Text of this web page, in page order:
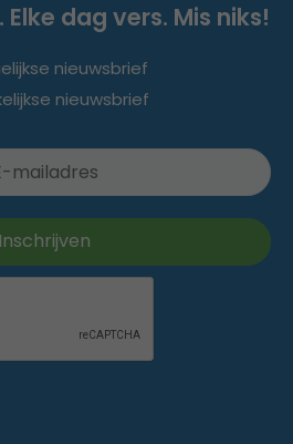
dag vers. Mis niks!
nieuwsbrief
nieuwsbrief